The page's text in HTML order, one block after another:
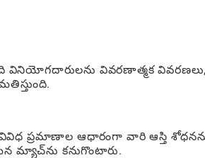
వినియోగదారులను వివరణాత్మక వివరణలు,
వివిధ ప్రమాణాల ఆధారంగా వారి ఆస్తి
మ్యాచ్‌ను కనుగొంటారు.